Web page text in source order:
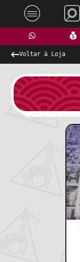
Voltar à Loja